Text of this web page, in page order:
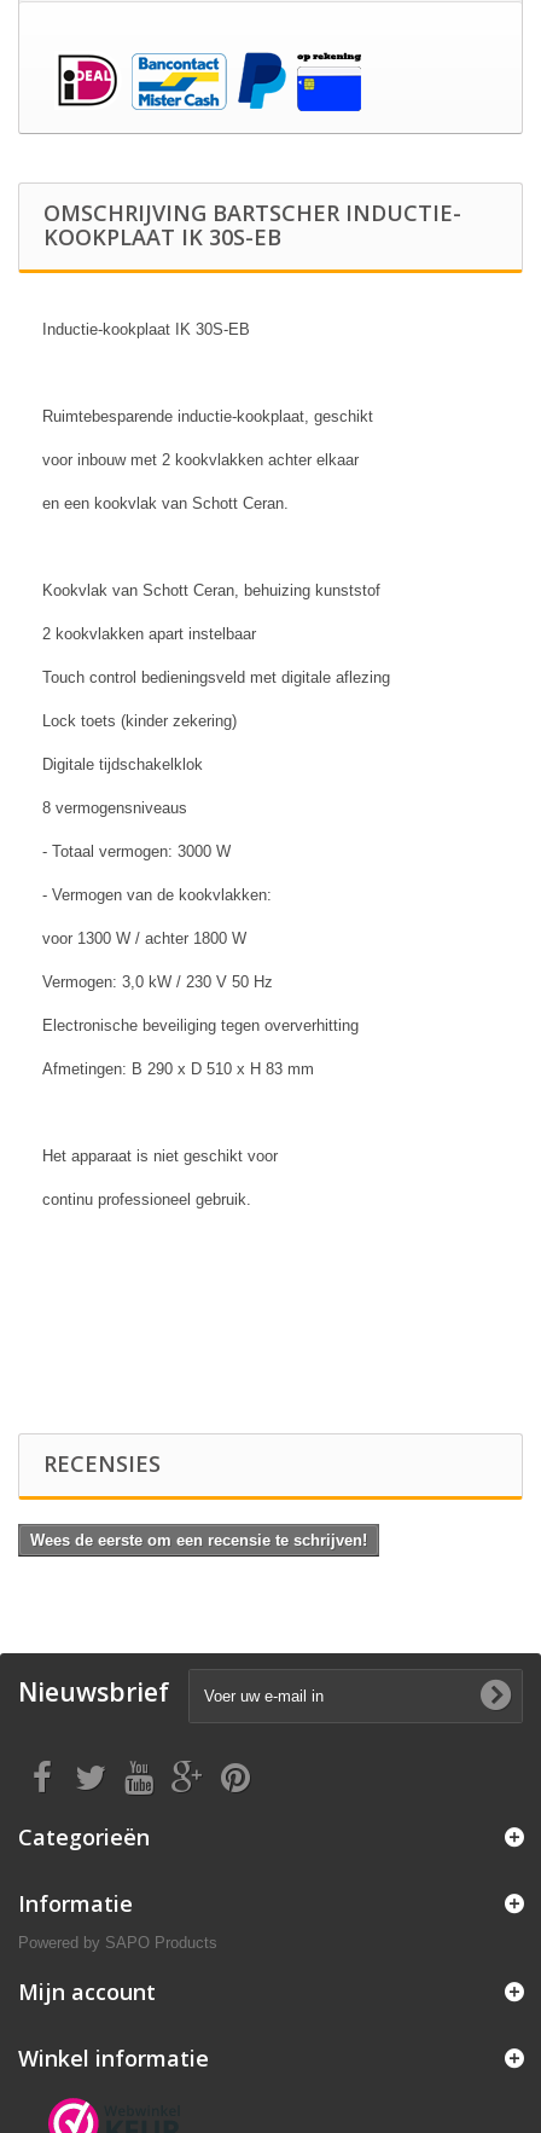
OMSCHRIJVING BARTSCHER INDUCTIE-
KOOKPLAAT IK 30S-EB
Inductie-kookplaat IK 30S-EB
Ruimtebesparende inductie-kookplaat, geschikt
voor inbouw met 2 kookvlakken achter elkaar
en een kookvlak van Schott Ceran.
Kookvlak van Schott Ceran, behuizing kunststof
2 kookvlakken apart instelbaar
Touch control bedieningsveld met digitale aflezing
Lock toets (kinder zekering)
Digitale tijdschakelklok
8 vermogensniveaus
- Totaal vermogen: 3000 W
- Vermogen van de kookvlakken:
voor 1300 W / achter 1800 W
Vermogen: 3,0 kW / 230 V 50 Hz
Electronische beveiliging tegen oververhitting
Afmetingen: B 290 x D 510 x H 83 mm
Het apparaat is niet geschikt voor
continu professioneel gebruik.
RECENSIES
Wees de eerste om een recensie te schrijven!
Nieuwsbrief
Categorieën
Informatie
Powered by SAPO Products
Mijn account
Winkel informatie